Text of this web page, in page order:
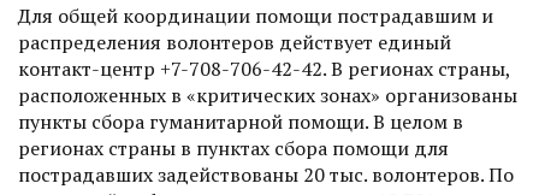
Для общей координации помощи пострадавшим и
распределения волонтеров действует единый
контакт-центр +7-708-706-42-42. В регионах страны,
расположенных в «критических зонах» организованы
пункты сбора гуманитарной помощи. В целом в
регионах страны в пунктах сбора помощи для
пострадавших задействованы 20 тыс. волонтеров. По